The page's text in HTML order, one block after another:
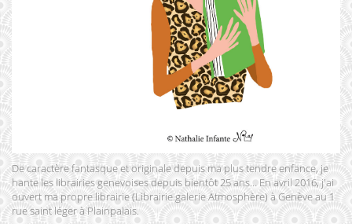
De caractère fantasque et originale depuis ma plus tendre enfance, je
hante les librairies genevoises depuis bientôt 25 ans… En avril 2016, j'ai
ouvert ma propre librairie (Librairie galerie Atmosphère) à Genève au 1
rue saint léger à Plainpalais.